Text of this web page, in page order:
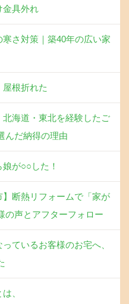
金具外れ
寒さ対策｜築40年の広い家
根折れた
北海道・東北を経験したご
んだ納得の理由
が○○した！
】断熱リフォームで「家が
の声とアフターフォロー
ているお客様のお宅へ、
、